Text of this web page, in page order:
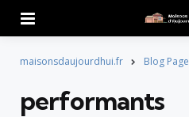
maisonsdaujourdhui.fr Blog Page
performants